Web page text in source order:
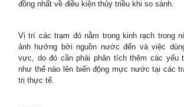
đồng nhất về điều kiện thủy triều khi so sánh.
Vị trí các trạm đó nằm trong kinh rạch trong
ảnh hưởng bởi nguồn nước đến và việc
vực, do đó cần phải phân tích thêm các yếu
như thế nào lên biến động mực nước tại các
trị thực tế.